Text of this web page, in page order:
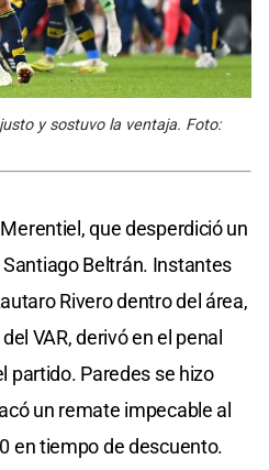
y sostuvo la ventaja. Foto:
que desperdició un
Beltrán. Instantes
Rivero dentro del área,
VAR, derivó en el penal
partido. Paredes se hizo
un remate impecable al
en tiempo de descuento.